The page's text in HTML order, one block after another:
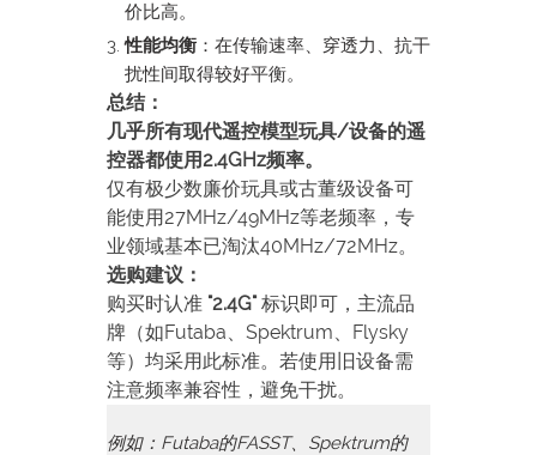
价比高。
性能均衡 ：在传输速率、穿透力、抗干
扰性间取得较好平衡。
总结：
几乎所有现代遥控模型玩具/设备的遥
控器都使用2.4GHz频率。
仅有极少数廉价玩具或古董级设备可
能使用27MHz/49MHz等老频率，专
业领域基本已淘汰40MHz/72MHz。
选购建议：
购买时认准 "2.4G"标识即可，主流品
牌（如Futaba、Spektrum、Flysky
等）均采用此标准。若使用旧设备需
注意频率兼容性，避免干扰。
例如：Futaba的FASST、Spektrum的